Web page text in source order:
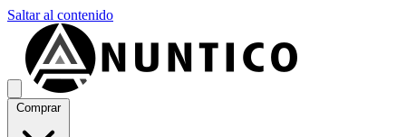
Saltar al contenido
Comprar